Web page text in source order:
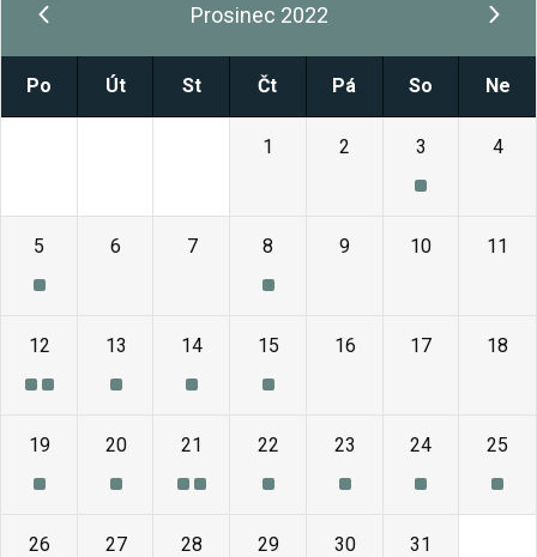
Prosinec 2022
Po Út St Čt Pá So Ne
1 2 3 4
5 6 7 8 9 10 11
12 13 14 15 16 17 18
19 20 21 22 23 24 25
26 27 28 29 30 31